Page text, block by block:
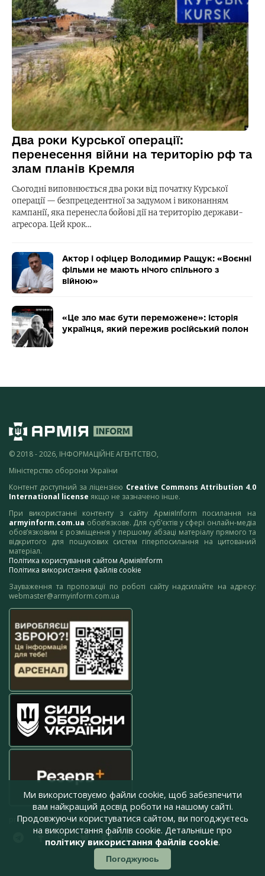
Два роки Курської операції:
перенесення війни на територію рф та
злам планів Кремля
Сьогодні виповнюється два роки від початку Курської
операції — безпрецедентної за задумом і виконанням
кампанії, яка перенесла бойові дії на територію держави-
агресора. Цей крок…
Актор і офіцер Володимир Ращук: «Воєнні
фільми не мають нічого спільного з
війною»
«Це зло має бути переможене»: історія
українця, який пережив російський полон
© 2018 - 2026, ІНФОРМАЦІЙНЕ АГЕНТСТВО,
Міністерство оборони України
Контент доступний за ліцензією Creative Commons Attribution 4.0
International license якщо не зазначено інше.
При використанні контенту з сайту АрміяInform посилання на
armyinform.com.ua обов’язкове. Для суб’єктів у сфері онлайн-медіа
обов’язковим є розміщення у першому абзаці матеріалу прямого та
відкритого для пошукових систем гіперпосилання на цитований
матеріал.
Політика користування сайтом АрміяInform
Політика використання файлів cookie
Зауваження та пропозиції по роботі сайту надсилайте на адресу:
webmaster@armyinform.com.ua
press@armyinform.com.ua
Ми використовуємо файли cookie, щоб забезпечити
вам найкращий досвід роботи на нашому сайті.
Продовжуючи користуватися сайтом, ви погоджуєтесь
на використання файлів cookie. Детальніше про
політику використання файлів cookie.
Погоджуюсь